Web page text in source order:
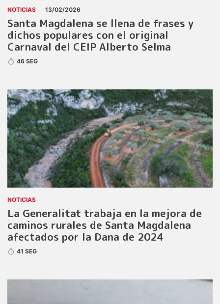
NOTICIAS 13/02/2026
Santa Magdalena se llena de frases y
dichos populares con el original
Carnaval del CEIP Alberto Selma
46 SEG
NOTICIAS
La Generalitat trabaja en la mejora de
caminos rurales de Santa Magdalena
afectados por la Dana de 2024
41 SEG